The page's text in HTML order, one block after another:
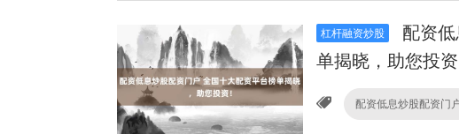
杠杆融资炒股
配资
单揭晓，助您投资
配资低息炒股配资门